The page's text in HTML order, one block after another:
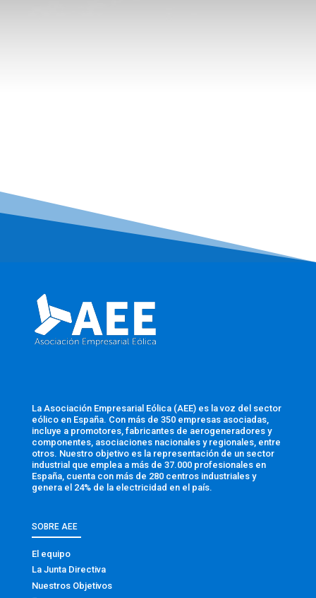
La Asociación Empresarial Eólica (AEE) es la voz del sector
eólico en España. Con más de 350 empresas asociadas,
incluye a promotores, fabricantes de aerogeneradores y
componentes, asociaciones nacionales y regionales, entre
otros. Nuestro objetivo es la representación de un sector
industrial que emplea a más de 37.000 profesionales en
España, cuenta con más de 280 centros industriales y
genera el 24% de la electricidad en el país.
SOBRE AEE
El equipo
La Junta Directiva
Nuestros Objetivos